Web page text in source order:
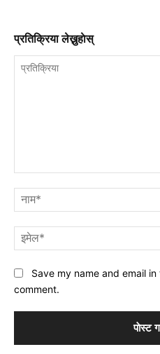
प्रतिक्रिया लेख्नुहाेस्
Save my name and email
comment.